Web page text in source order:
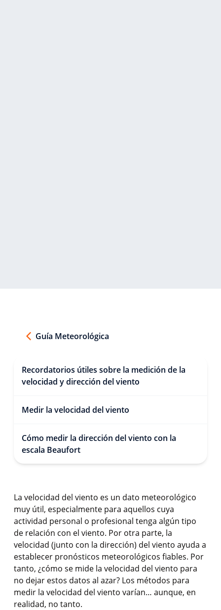
Guía Meteorológica
Recordatorios útiles sobre la medición de la
velocidad y dirección del viento
Medir la velocidad del viento
Cómo medir la dirección del viento con la
escala Beaufort
La velocidad del viento es un dato meteorológico
muy útil, especialmente para aquellos cuya
actividad personal o profesional tenga algún tipo
de relación con el viento. Por otra parte, la
velocidad (junto con la dirección) del viento ayuda a
establecer pronósticos meteorológicos fiables. Por
tanto, ¿cómo se mide la velocidad del viento para
no dejar estos datos al azar? Los métodos para
medir la velocidad del viento varían… aunque, en
realidad, no tanto.